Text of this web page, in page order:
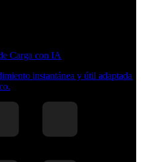
Carga con IA
instantánea y útil adaptada